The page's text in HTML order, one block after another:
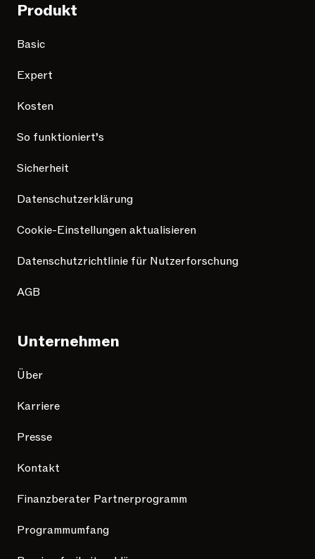
Produkt
Basic
Expert
Kosten
So funktioniert’s
Sicherheit
Datenschutzerklärung
Cookie-Einstellungen aktualisieren
Datenschutzrichtlinie für Nutzerforschung
AGB
Unternehmen
Über
Karriere
Presse
Kontakt
Finanzberater Partnerprogramm
Programmumfang